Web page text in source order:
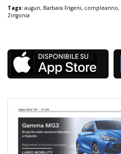
Tags: auguri, Barbara Frigeni, compleanno,
Zingonia